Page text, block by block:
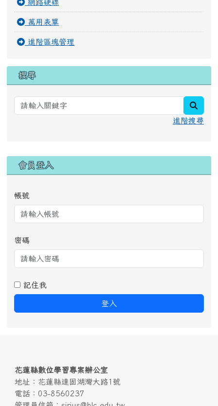
網路硬碟
萬用表單
進階區塊管理
搜尋
進階搜尋
右邊區域內容
會員登入
帳號
密碼
記住我
登入
頁尾區域內容
花蓮縣數位學習專案辦公室
地址：花蓮縣達固湖灣大路1號
電話：03-8560237